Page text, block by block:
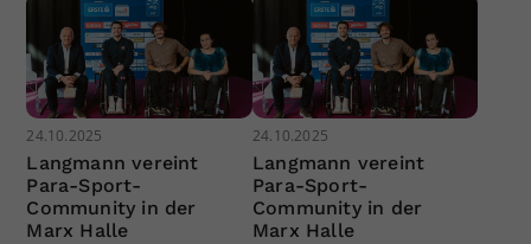
24.10.2025
Langmann vereint
Para-Sport-
Community in der
Marx Halle
24.10.2025
Langmann vereint
Para-Sport-
Community in der
Marx Halle